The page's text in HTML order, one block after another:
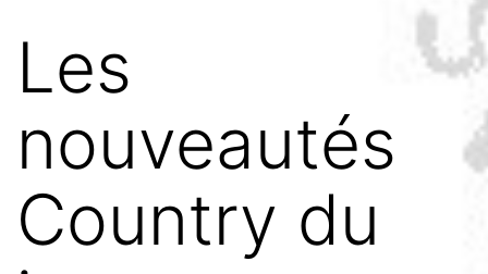
Les
nouveautés
Country du